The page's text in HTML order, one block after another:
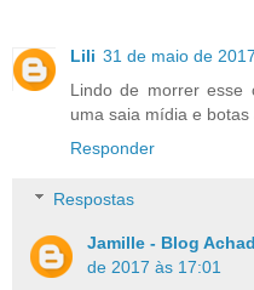
Lili 31 de maio de
Lindo de morrer esse
uma saia mídia e botas
Responder
Respostas
Jamille - Blog
de 2017 às 17:01